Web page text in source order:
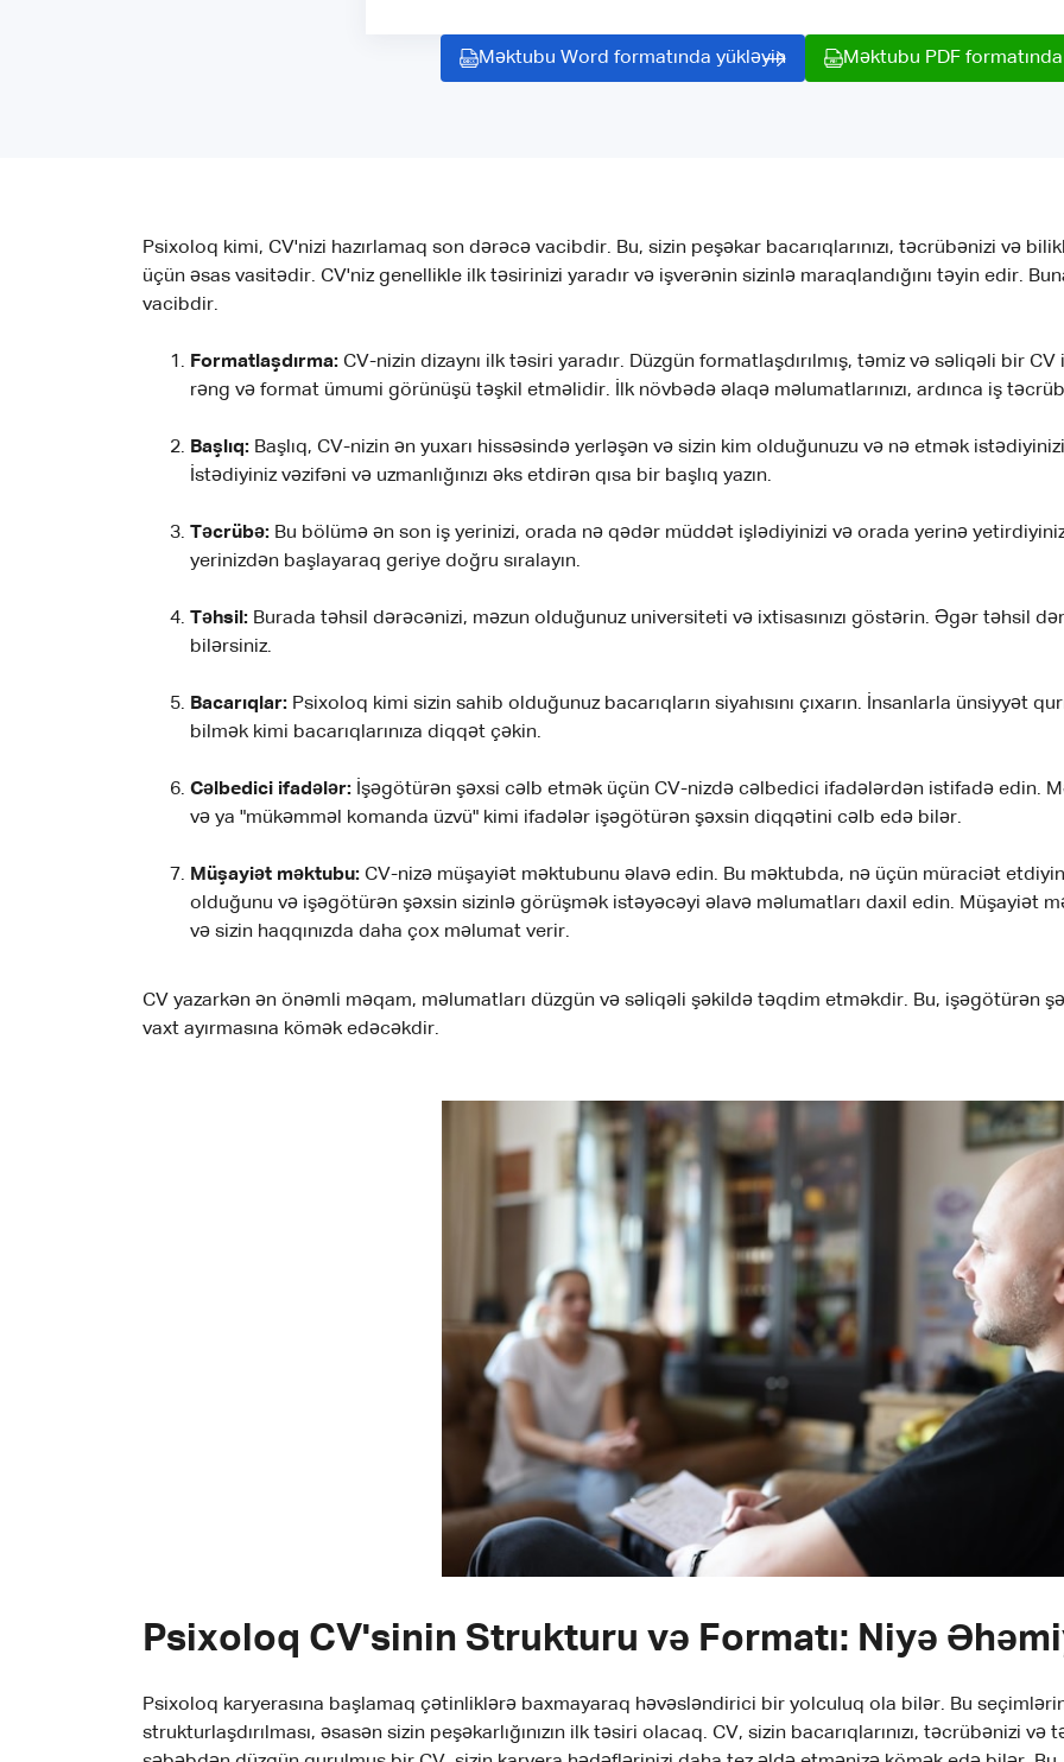
Məktubu Word formatında yükləyin Məktubu PDF
Psixoloq kimi, CV'nizi hazırlamaq son dərəcə vacibdir. Bu, sizin peşəkar bacarıqlarınızı, təcrübənizi və
üçün əsas vasitədir. CV'niz genellikle ilk təsirinizi yaradır və işverənin sizinlə maraqlandığını təyin edir.
vacibdir.
Formatlaşdırma: CV-nizin dizaynı ilk təsiri yaradır. Düzgün formatlaşdırılmış, təmiz və səliqəli bir
rəng və format ümumi görünüşü təşkil etməlidir. İlk növbədə əlaqə məlumatlarınızı, ardınca iş
Başlıq: Başlıq, CV-nizin ən yuxarı hissəsində yerləşən və sizin kim olduğunuzu və nə etmək
İstədiyiniz vəzifəni və uzmanlığınızı əks etdirən qısa bir başlıq yazın.
Təcrübə: Bu bölümə ən son iş yerinizi, orada nə qədər müddət işlədiyinizi və orada yerinə
yerinizdən başlayaraq geriye doğru sıralayın.
Təhsil: Burada təhsil dərəcənizi, məzun olduğunuz universiteti və ixtisasınızı göstərin. Əgər təhsil
bilərsiniz.
Bacarıqlar: Psixoloq kimi sizin sahib olduğunuz bacarıqların siyahısını çıxarın. İnsanlarla ünsiyyət
bilmək kimi bacarıqlarınıza diqqət çəkin.
Cəlbedici ifadələr: İşəgötürən şəxsi cəlb etmək üçün CV-nizdə cəlbedici ifadələrdən istifadə edin.
və ya "mükəmməl komanda üzvü" kimi ifadələr işəgötürən şəxsin diqqətini cəlb edə bilər.
Müşayiət məktubu: CV-nizə müşayiət məktubunu əlavə edin. Bu məktubda, nə üçün müraciət
olduğunu və işəgötürən şəxsin sizinlə görüşmək istəyəcəyi əlavə məlumatları daxil edin. Müşayiət
və sizin haqqınızda daha çox məlumat verir.
CV yazarkən ən önəmli məqam, məlumatları düzgün və səliqəli şəkildə təqdim etməkdir. Bu, işəgötürən
vaxt ayırmasına kömək edəcəkdir.
Psixoloq CV'sinin Strukturu və Formatı: Niyə
Psixoloq karyerasına başlamaq çətinliklərə baxmayaraq həvəsləndirici bir yolculuq ola bilər. Bu
strukturlaşdırılması, əsasən sizin peşəkarlığınızın ilk təsiri olacaq. CV, sizin bacarıqlarınızı, təcrübənizi